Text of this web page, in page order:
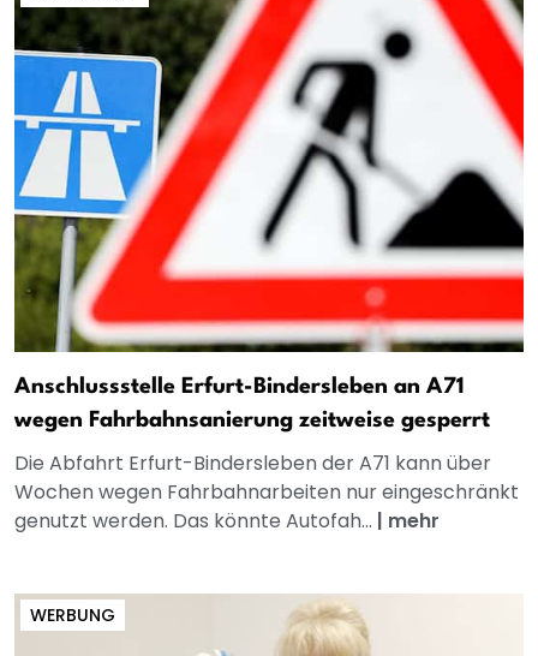
Anschlussstelle Erfurt-Bindersleben an A71
wegen Fahrbahnsanierung zeitweise gesperrt
Die Abfahrt Erfurt-Bindersleben der A71 kann über
Wochen wegen Fahrbahnarbeiten nur eingeschränkt
genutzt werden. Das könnte Autofah... | mehr
WERBUNG